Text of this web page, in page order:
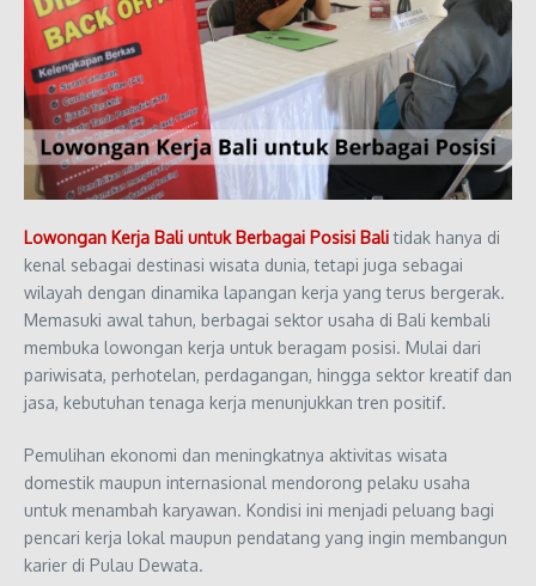
Lowongan Kerja Bali untuk Berbagai Posisi Balitidak hanya di
kenal sebagai destinasi wisata dunia, tetapi juga sebagai
wilayah dengan dinamika lapangan kerja yang terus bergerak.
Memasuki awal tahun, berbagai sektor usaha di Bali kembali
membuka lowongan kerja untuk beragam posisi. Mulai dari
pariwisata, perhotelan, perdagangan, hingga sektor kreatif dan
jasa, kebutuhan tenaga kerja menunjukkan tren positif.
Pemulihan ekonomi dan meningkatnya aktivitas wisata
domestik maupun internasional mendorong pelaku usaha
untuk menambah karyawan. Kondisi ini menjadi peluang bagi
pencari kerja lokal maupun pendatang yang ingin membangun
karier di Pulau Dewata.